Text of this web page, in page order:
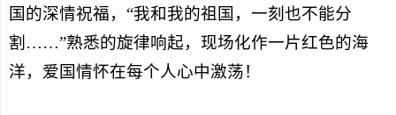
国的深情祝福，“我和我的祖国，一刻也不能分
割……”熟悉的旋律响起，现场化作一片红色的海
洋，爱国情怀在每个人心中激荡！